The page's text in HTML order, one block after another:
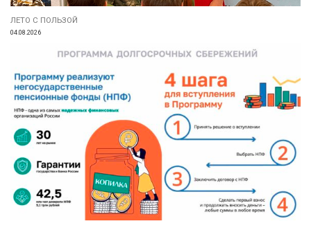
ЛЕТО С ПОЛЬЗОЙ
04.08.2026